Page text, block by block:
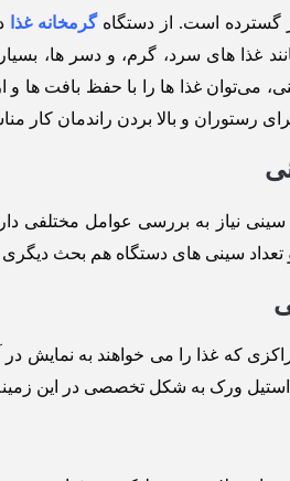
گرمخانه غذا
غذا های سرد، گرم، و دسر ها،
با استفاده از گرمخانه ویترینی 4 سینی،
رستوران و بالا بردن راندمان کار
تعیین قیمت در دستگاه گرمخانه ویترینی 4 سینی
تعداد سینی های دستگاه هم بحث
ورک به شکل تخصصی در این زمینه